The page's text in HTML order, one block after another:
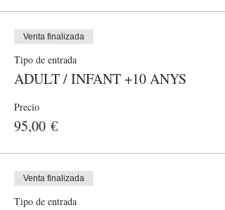
Venta finalizada
Tipo de entrada
ADULT / INFANT +10 ANYS
Precio
95,00 €
Venta finalizada
Tipo de entrada